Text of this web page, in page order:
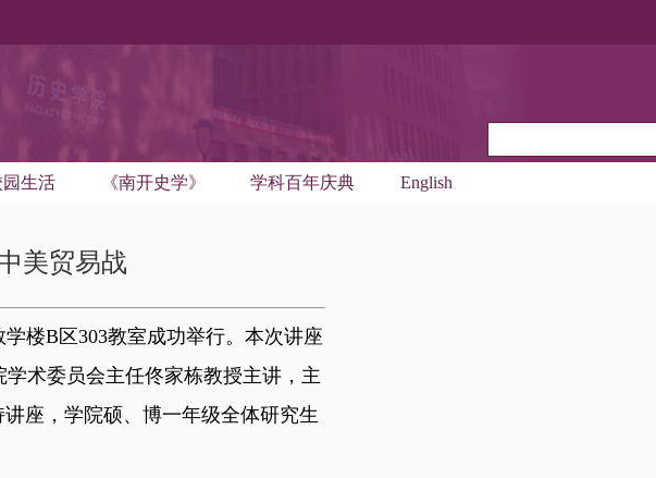
园生活 《南开史学》 学科百年庆典 English
美贸易战
楼B区303教室成功举行。本次讲座
术委员会主任佟家栋教授主讲，主
座，学院硕、博一年级全体研究生